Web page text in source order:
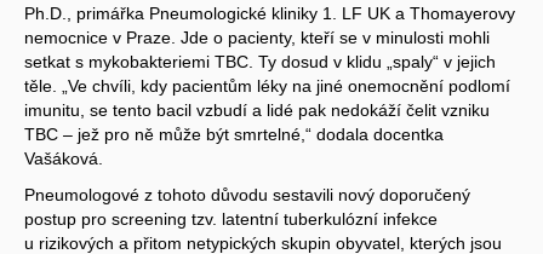
Ph.D., primářka Pneumologické kliniky 1. LF UK a Thomayerovy
nemocnice v Praze. Jde o pacienty, kteří se v minulosti mohli
setkat s mykobakteriemi TBC. Ty dosud v klidu „spaly“ v jejich
těle. „Ve chvíli, kdy pacientům léky na jiné onemocnění podlomí
imunitu, se tento bacil vzbudí a lidé pak nedokáží čelit vzniku
TBC – jež pro ně může být smrtelné,“ dodala docentka
Vašáková.
Pneumologové z tohoto důvodu sestavili nový doporučený
postup pro screening tzv. latentní tuberkulózní infekce
u rizikových a přitom netypických skupin obyvatel, kterých jsou